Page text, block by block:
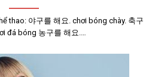
thao: 야구를 해요. chơi bóng chày. 축구
đá bóng 농구를 해요.…